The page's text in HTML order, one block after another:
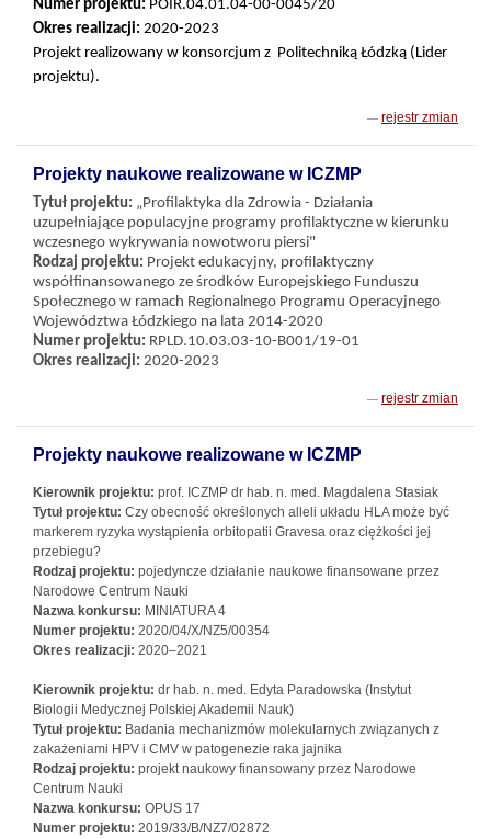
Numer projektu: POIR.04.01.04-00-0045/20
Okres realizacji: 2020-2023
Projekt realizowany w konsorcjum z Politechniką Łódzką (Lider
projektu).
rejestr zmian
Projekty naukowe realizowane w ICZMP
Tytuł projektu: „Profilaktyka dla Zdrowia - Działania
uzupełniające populacyjne programy profilaktyczne w kierunku
wczesnego wykrywania nowotworu piersi"
Rodzaj projektu: Projekt edukacyjny, profilaktyczny
współfinansowanego ze środków Europejskiego Funduszu
Społecznego w ramach Regionalnego Programu Operacyjnego
Województwa Łódzkiego na lata 2014-2020
Numer projektu: RPLD.10.03.03-10-B001/19-01
Okres realizacji: 2020-2023
rejestr zmian
Projekty naukowe realizowane w ICZMP
Kierownik projektu: prof. ICZMP dr hab. n. med. Magdalena Stasiak
Tytuł projektu: Czy obecność określonych alleli układu HLA może być
markerem ryzyka wystąpienia orbitopatii Gravesa oraz ciężkości jej
przebiegu?
Rodzaj projektu: pojedyncze działanie naukowe finansowane przez
Narodowe Centrum Nauki
Nazwa konkursu: MINIATURA 4
Numer projektu: 2020/04/X/NZ5/00354
Okres realizacji: 2020–2021
Kierownik projektu: dr hab. n. med. Edyta Paradowska (Instytut
Biologii Medycznej Polskiej Akademii Nauk)
Tytuł projektu: Badania mechanizmów molekularnych związanych z
zakażeniami HPV i CMV w patogenezie raka jajnika
Rodzaj projektu: projekt naukowy finansowany przez Narodowe
Centrum Nauki
Nazwa konkursu: OPUS 17
Numer projektu: 2019/33/B/NZ7/02872